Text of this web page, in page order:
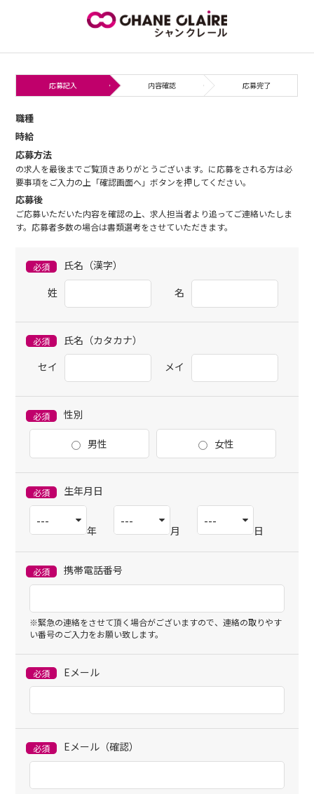
応募記入 内容確認 応募完了
職種
時給
応募方法
の求人を最後までご覧頂きありがとうございます。に応募をされる方は必
要事項をご入力の上「確認画面へ」ボタンを押してください。
応募後
ご応募いただいた内容を確認の上、求人担当者より追ってご連絡いたしま
す。応募者多数の場合は書類選考をさせていただきます。
必須
氏名（漢字）
姓
名
必須
氏名（カタカナ）
セイ
メイ
必須 性別
男性 女性
必須 生年月日
年 月 日
必須 携帯電話番号
※緊急の連絡をさせて頂く場合がございますので、連絡の取りやす
い番号のご入力をお願い致します。
必須 Eメール
必須 Eメール（確認）